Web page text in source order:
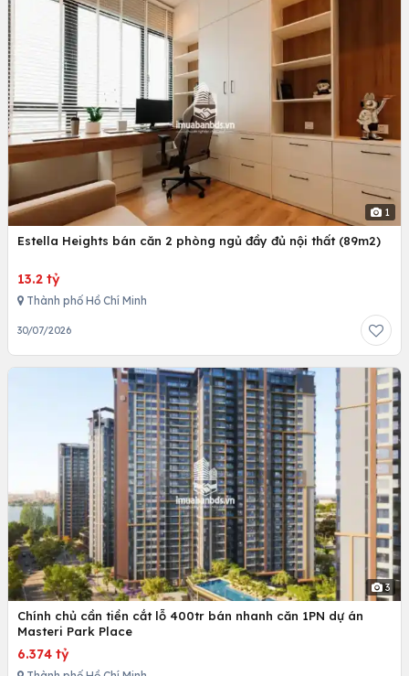
1
Estella Heights bán căn 2 phòng ngủ đầy đủ nội thất (89m2)
13.2 tỷ
Thành phố Hồ Chí Minh
30/07/2026
3
Chính chủ cần tiền cắt lỗ 400tr bán nhanh căn 1PN dự án
Masteri Park Place
6.374 tỷ